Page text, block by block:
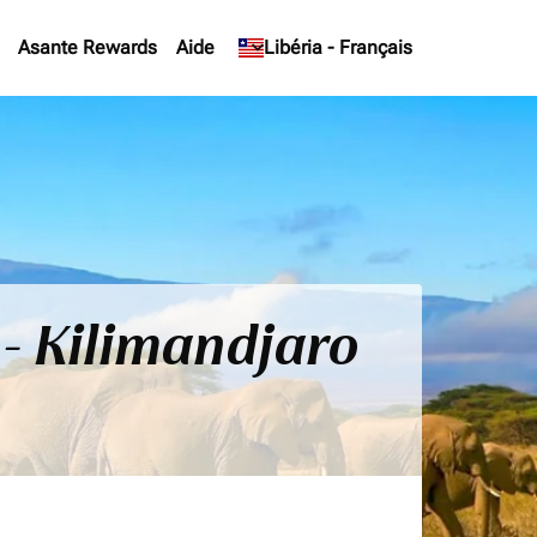
Asante Rewards Aide Libéria - Français
keyboard_arrow_down
Kilimandjaro